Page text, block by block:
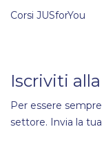
Corsi JUSforYou
Iscriviti
Per essere
settore. Invia la